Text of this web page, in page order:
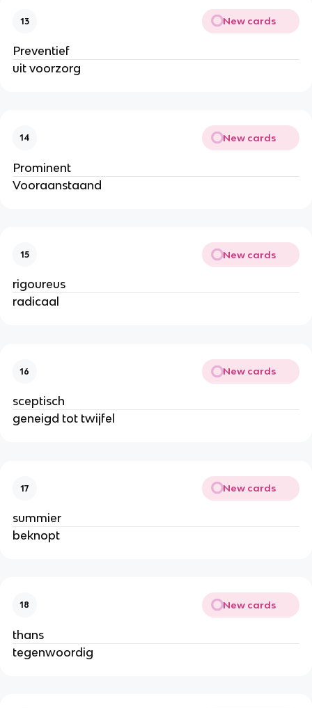
13 New cards
Preventief
uit voorzorg
14 New cards
Prominent
Vooraanstaand
15 New cards
rigoureus
radicaal
16 New cards
sceptisch
geneigd tot twijfel
17 New cards
summier
beknopt
18 New cards
thans
tegenwoordig